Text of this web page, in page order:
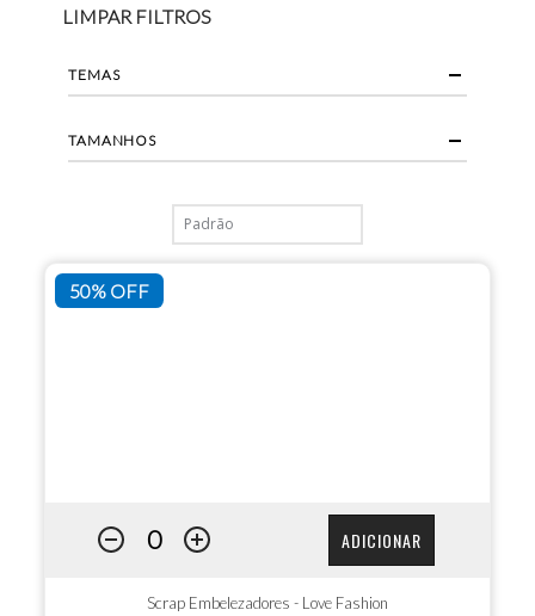
50% OFF
ADICIONAR
Scrap Embelezadores - Love Fashion
LIMPAR FILTROS
TEMAS
TAMANHOS